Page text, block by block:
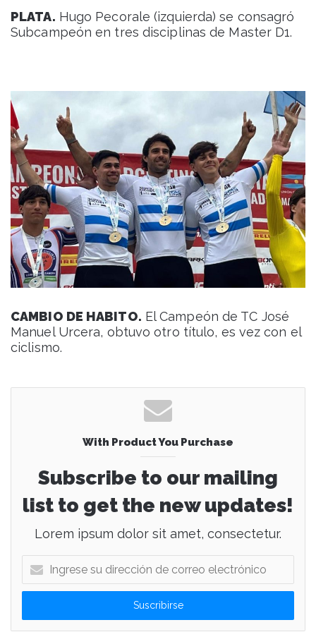
PLATA. Hugo Pecorale (izquierda) se consagró
Subcampeón en tres disciplinas de Master D1.
CAMBIO DE HABITO. El Campeón de TC José
Manuel Urcera, obtuvo otro título, es vez con el
ciclismo.
With Product You Purchase
Subscribe to our mailing
list to get the new updates!
Lorem ipsum dolor sit amet, consectetur.
g
e